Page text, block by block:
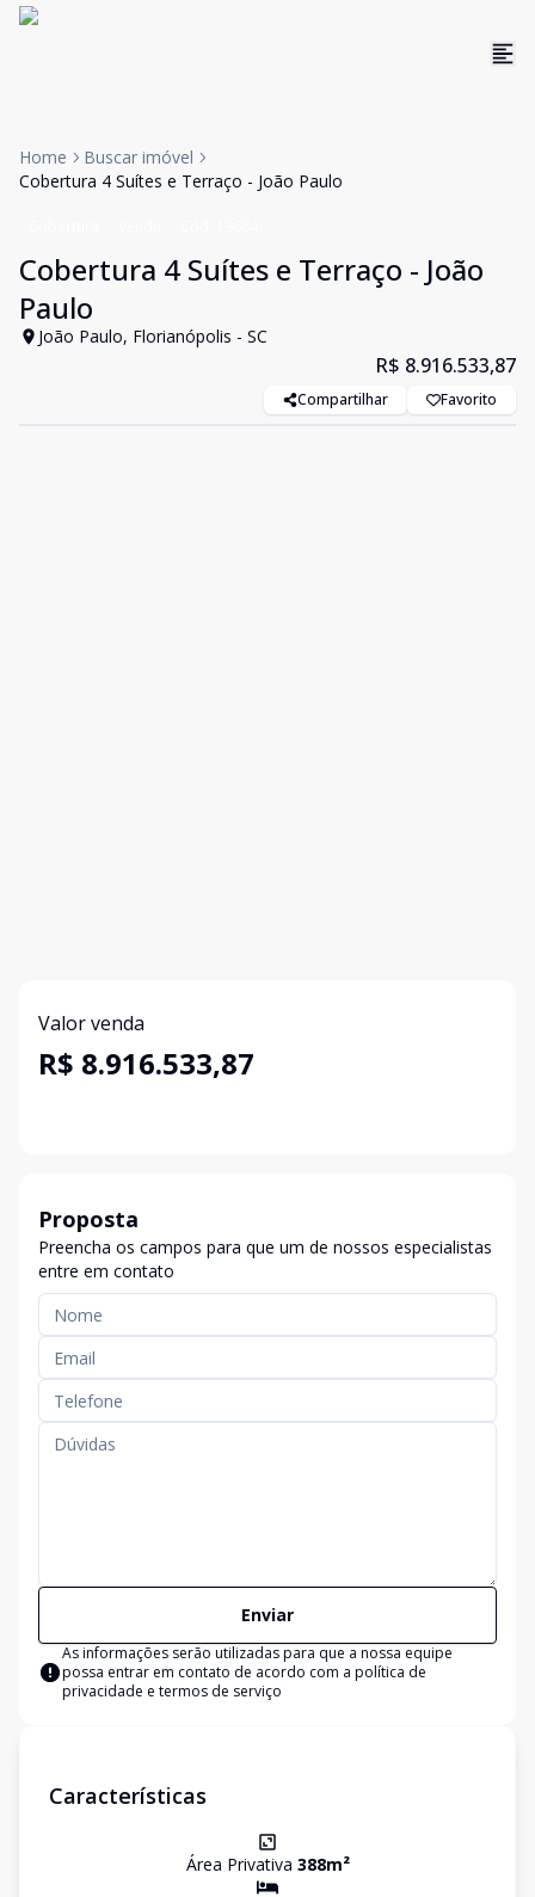
Home
Buscar imóvel
Cobertura 4 Suítes e Terraço - João Paulo
Cobertura 4 Suítes e Terraço - João
Paulo
João Paulo, Florianópolis - SC
R$ 8.916.533,87
Compartilhar Favorito
Valor venda
R$ 8.916.533,87
Proposta
Preencha os campos para que um de nossos especialistas
entre em contato
Enviar
As informações serão utilizadas para que a nossa equipe
possa entrar em contato de acordo com a política de
privacidade e termos de serviço
Características
Área Privativa 388m²